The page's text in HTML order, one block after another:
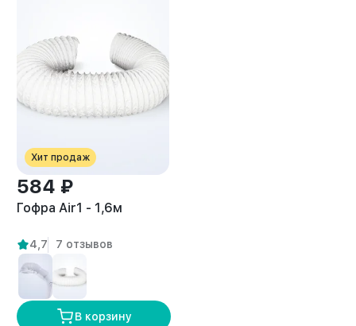
Хит продаж
584 ₽
Гофра Air1 - 1,6м
4,7 7 отзывов
В корзину